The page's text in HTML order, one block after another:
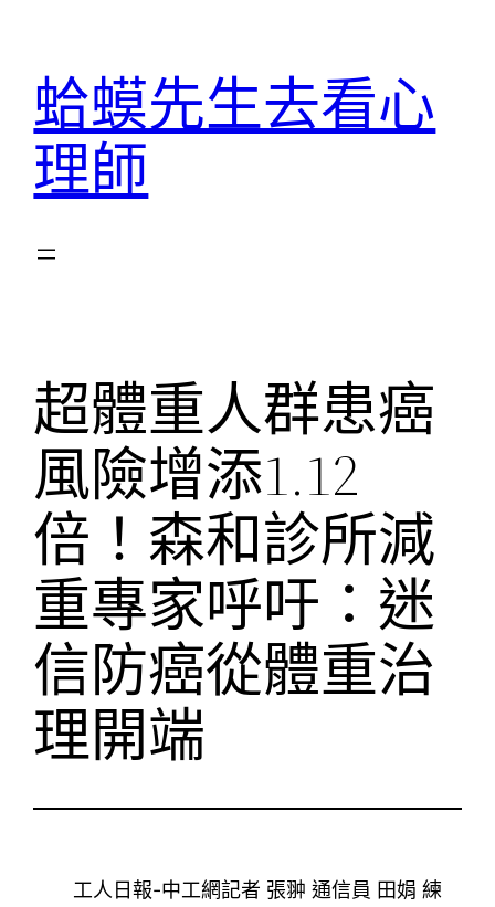
蛤蟆先生去看心
理師
超體重人群患癌
風險增添1.12
倍！森和診所減
重專家呼吁：迷
信防癌從體重治
理開端
工人日報-中工網記者 張翀 通信員 田娟 練